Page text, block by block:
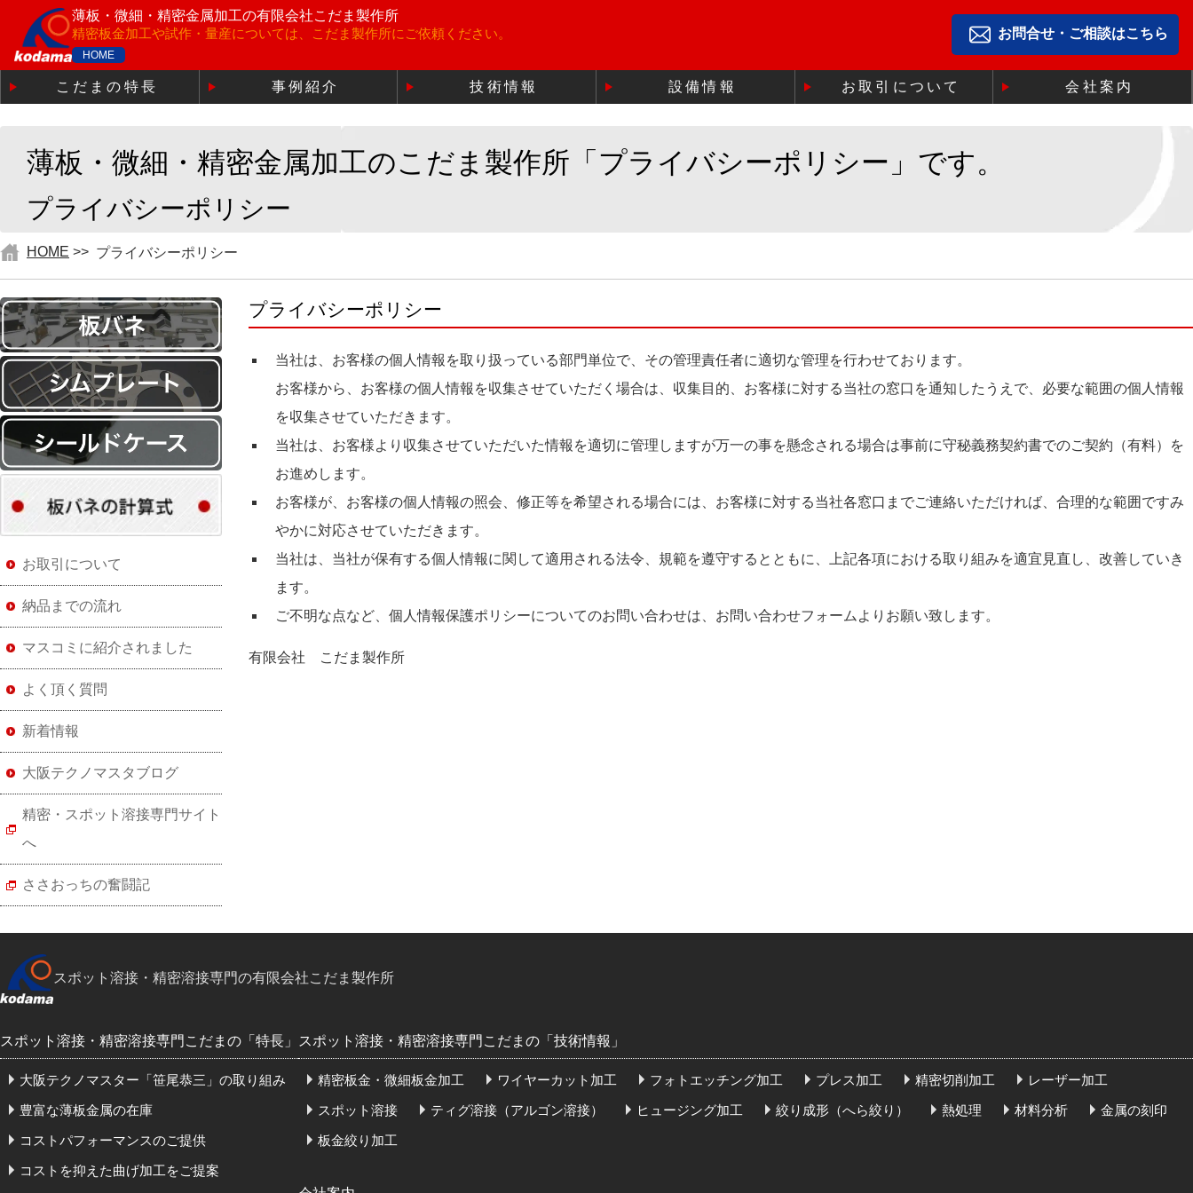
薄板・微細・精密金属加工の有限会社こだま製作所
精密板金加工や試作・量産については、こだま製作所にご依頼ください。
HOME
お問合せ・ご相談はこちら
こだまの特長 事例紹介 技術情報 設備情報 お取引について 会社案内
薄板・微細・精密金属加工のこだま製作所「プライバシーポリシー」です。
プライバシーポリシー
HOME >> プライバシーポリシー
プライバシーポリシー
当社は、お客様の個人情報を取り扱っている部門単位で、その管理責任者に適切な管理を行わせております。
お客様から、お客様の個人情報を収集させていただく場合は、収集目的、お客様に対する当社の窓口を通知したうえで、必要な範囲の個人情報
を収集させていただきます。
当社は、お客様より収集させていただいた情報を適切に管理しますが万一の事を懸念される場合は事前に守秘義務契約書でのご契約（有料）を
お進めします。
お客様が、お客様の個人情報の照会、修正等を希望される場合には、お客様に対する当社各窓口までご連絡いただければ、合理的な範囲ですみ
やかに対応させていただきます。
当社は、当社が保有する個人情報に関して適用される法令、規範を遵守するとともに、上記各項における取り組みを適宜見直し、改善していき
ます。
ご不明な点など、個人情報保護ポリシーについてのお問い合わせは、お問い合わせフォームよりお願い致します。
有限会社 こだま製作所
お取引について
納品までの流れ
マスコミに紹介されました
よく頂く質問
新着情報
大阪テクノマスタブログ
精密・スポット溶接専門サイト
へ
ささおっちの奮闘記
スポット溶接・精密溶接専門の有限会社こだま製作所
スポット溶接・精密溶接専門こだまの「特長」
大阪テクノマスター「笹尾恭三」の取り組み
豊富な薄板金属の在庫
コストパフォーマンスのご提供
コストを抑えた曲げ加工をご提案
スポット溶接・精密溶接専門こだまの「技術情報」
精密板金・微細板金加工 ワイヤーカット加工 フォトエッチング加工 プレス加工 精密切削加工
レーザー加工
スポット溶接
ティグ溶接（アルゴン溶接） ヒュージング加工 絞り成形（へら絞り） 熱処理 材料分析
金属の刻印
板金絞り加工